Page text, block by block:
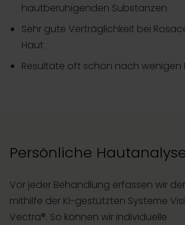
hautberuhigenden Substanzen
Sehr gute Verträglichkeit bei
Haut
Resultate oft schon nach wenigen
Persönliche
Vor jeder Behandlung erfassen wir
mithilfe der KI-gestützten Systeme
Vectra®. So können wir individuelle